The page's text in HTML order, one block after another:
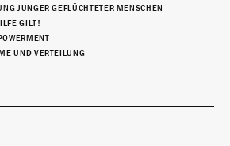
JUNGER GEFLÜCHTETER MENSCHEN
GILT!
UND VERTEILUNG